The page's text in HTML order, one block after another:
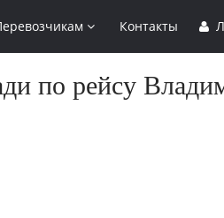
Контакты
по рейсу